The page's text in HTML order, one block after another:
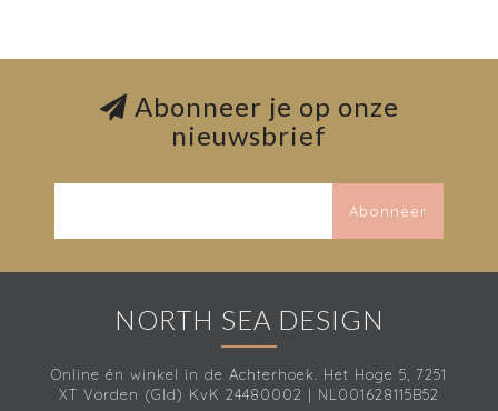
Abonneer je op onze
nieuwsbrief
Abonneer
NORTH SEA DESIGN
Online én winkel in de Achterhoek. Het Hoge 5, 7251
XT Vorden (Gld) KvK 24480002 | NL001628115B52